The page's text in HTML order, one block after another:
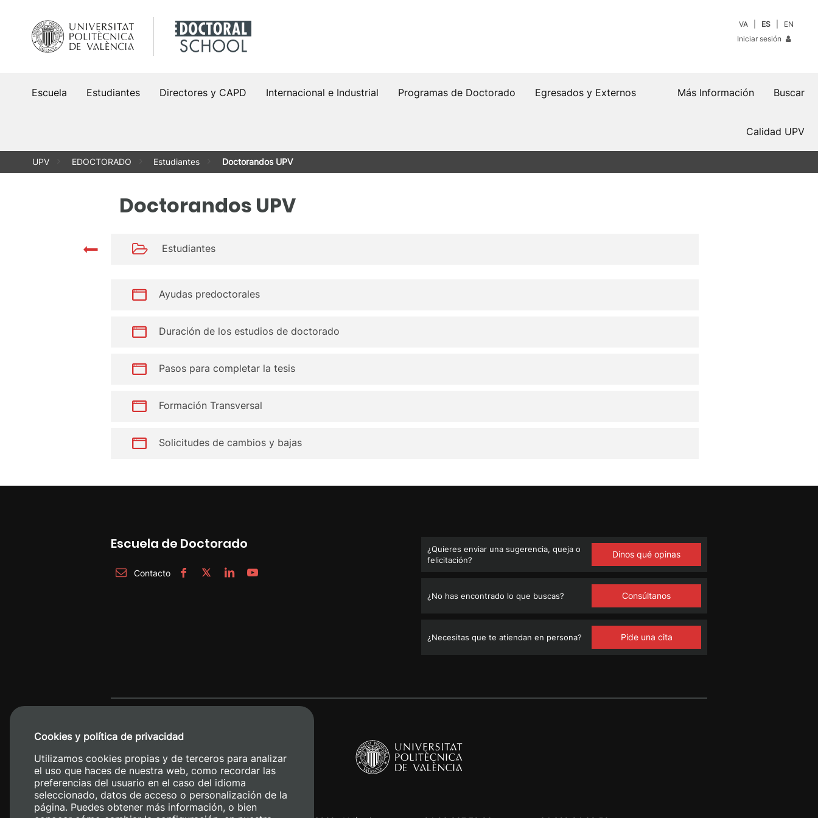
contenido
VA ES
EN
Iniciar sesión
Escuela Estudiantes Directores y CAPD Internacional e Industrial Programas de Doctorado Egresados y Externos Buscar
Más Información
Calidad UPV
UPV EDOCTORADO Estudiantes Doctorandos UPV
Doctorandos UPV
Estudiantes
Ayudas predoctorales
Duración de los estudios de doctorado
Pasos para completar la tesis
Formación Transversal
Solicitudes de cambios y bajas
Escuela de Doctorado
Contacto
¿Quieres enviar una sugerencia, queja o
felicitación?
Dinos qué opinas
¿No has encontrado lo que buscas? Consúltanos
¿Necesitas que te atiendan en persona? Pide una cita
Cookies y política de privacidad
Utilizamos cookies propias y de terceros para analizar
el uso que haces de nuestra web, como recordar las
preferencias del usuario en el caso del idioma
seleccionado, datos de acceso o personalización de la
página. Puedes obtener más información, o bien